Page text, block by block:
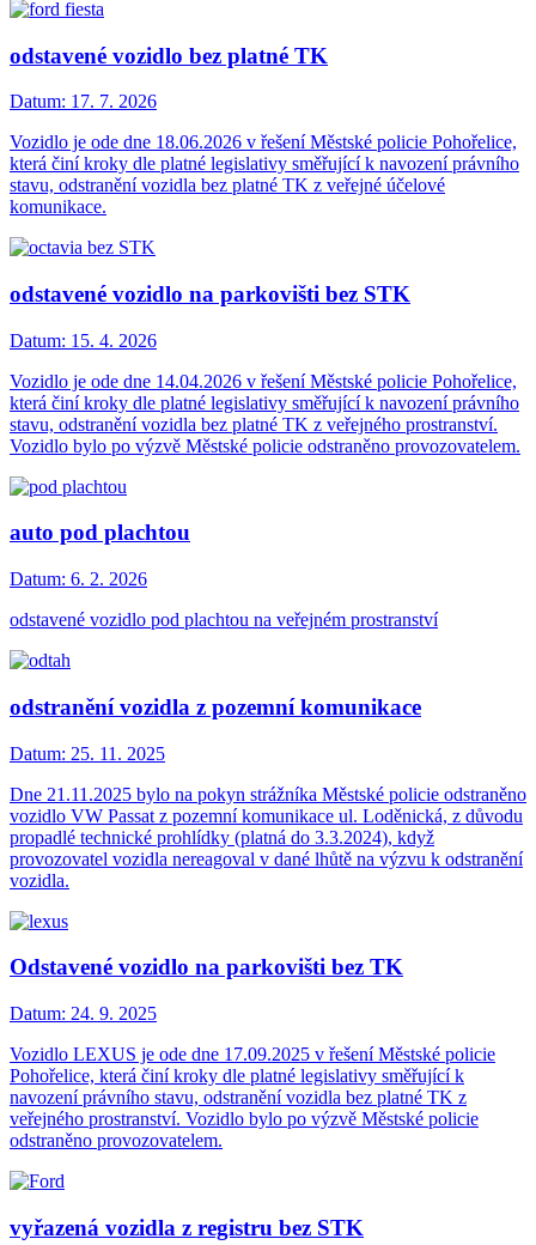
odstavené vozidlo bez platné TK
Datum: 17. 7. 2026
Vozidlo je ode dne 18.06.2026 v řešení Městské policie Pohořelice,
která činí kroky dle platné legislativy směřující k navození právního
stavu, odstranění vozidla bez platné TK z veřejné účelové
komunikace.
odstavené vozidlo na parkovišti bez STK
Datum: 15. 4. 2026
Vozidlo je ode dne 14.04.2026 v řešení Městské policie Pohořelice,
která činí kroky dle platné legislativy směřující k navození právního
stavu, odstranění vozidla bez platné TK z veřejného prostranství.
Vozidlo bylo po výzvě Městské policie odstraněno provozovatelem.
auto pod plachtou
Datum: 6. 2. 2026
odstavené vozidlo pod plachtou na veřejném prostranství
odstranění vozidla z pozemní komunikace
Datum: 25. 11. 2025
Dne 21.11.2025 bylo na pokyn strážníka Městské policie odstraněno
vozidlo VW Passat z pozemní komunikace ul. Loděnická, z důvodu
propadlé technické prohlídky (platná do 3.3.2024), když
provozovatel vozidla nereagoval v dané lhůtě na výzvu k odstranění
vozidla.
Odstavené vozidlo na parkovišti bez TK
Datum: 24. 9. 2025
Vozidlo LEXUS je ode dne 17.09.2025 v řešení Městské policie
Pohořelice, která činí kroky dle platné legislativy směřující k
navození právního stavu, odstranění vozidla bez platné TK z
veřejného prostranství. Vozidlo bylo po výzvě Městské policie
odstraněno provozovatelem.
vyřazená vozidla z registru bez STK